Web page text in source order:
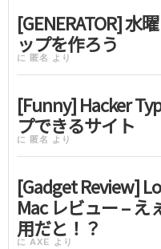
[GENERATOR] 水
ップを作ろう
に 匿名 より
[Funny] Hacker
プできるサイト
に 匿名 より
[Gadget Review]
Mac レビュー –
用だと！？
に AXE より